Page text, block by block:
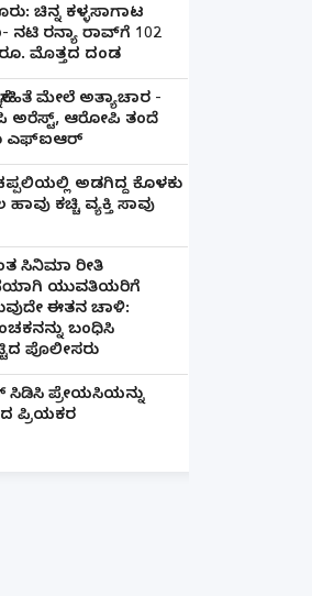
ಚಿನ್ನ ಕಳ್ಳಸಾಗಾಟ
ನಟಿ ರನ್ಯಾ ರಾವ್‌ಗೆ 102
ಮೊತ್ತದ ದಂಡ
ಮೇಲೆ ಅತ್ಯಾಚಾರ -
ಅರೆಸ್ಟ್, ಆರೋಪಿ ತಂದೆ
ಎಫ್ಐಆರ್
ಚಪ್ಪಲಿಯಲ್ಲಿ ಅಡಗಿದ್ದ ಕೊಳಕು
ಕಚ್ಚಿ ವ್ಯಕ್ತಿ ಸಾವು
ಸಿನಿಮಾ ರೀತಿ
ಯುವತಿಯರಿಗೆ
ಈತನ ಚಾಳಿ:
ಬಂಧಿಸಿ
ಪೊಲೀಸರು
ಪ್ರೇಯಸಿಯನ್ನು
ಪ್ರಿಯಕರ